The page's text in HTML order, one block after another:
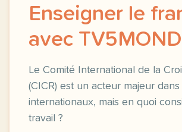
Enseigner le
avec
Le Comité International de la
(CICR) est un acteur majeur
internationaux, mais en quoi
travail ?